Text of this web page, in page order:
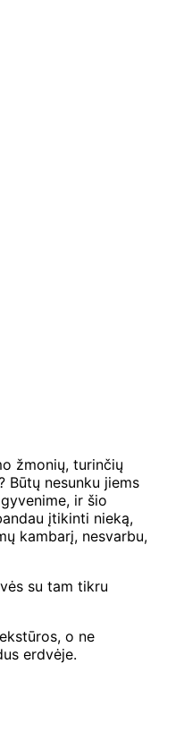
žmonių, turinčių
Būtų nesunku jiems
ir šio
įtikinti nieką,
kambarį, nesvarbu,
su tam tikru
o ne
erdvėje.